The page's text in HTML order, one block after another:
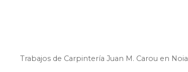
Trabajos de Carpintería Juan M. Carou en Noia